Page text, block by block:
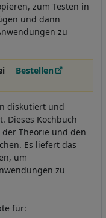
zum Testen in
und dann
zu
Bestellen
diskutiert und
Dieses Kochbuch
Theorie und den
Es liefert das
um
zu
für: